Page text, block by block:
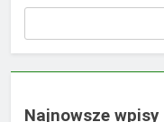
Najnowsze wpisy